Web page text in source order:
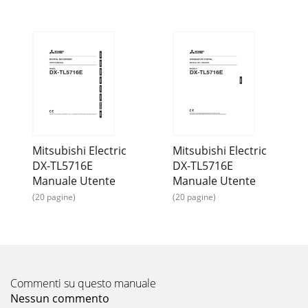
Mitsubishi Electric
DX-TL5716E
Manuale Utente
(20 pagine)
Mitsubishi Electric
DX-TL5716E
Manuale Utente
(20 pagine)
Commenti su questo manuale
Nessun commento